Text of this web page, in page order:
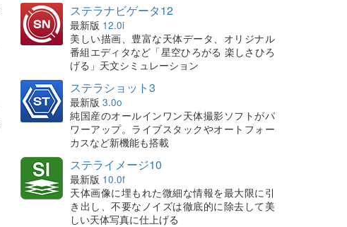
ステラナビゲータ12
最新版 12.0i
美しい描画、豊富な天体データ、オリジナル
番組エディタなど「星空ひろがる 楽しさひろ
げる」天文シミュレーション
ステラショット3
最新版 3.0o
純国産のオールインワン天体撮影ソフトがパ
ワーアップ。ライブスタックやオートフォー
カスなど新機能も搭載
ステライメージ10
最新版 10.0f
天体画像に埋もれた微細な情報を最大限に引
き出し、不要なノイズは徹底的に除去して美
しい天体写真に仕上げる